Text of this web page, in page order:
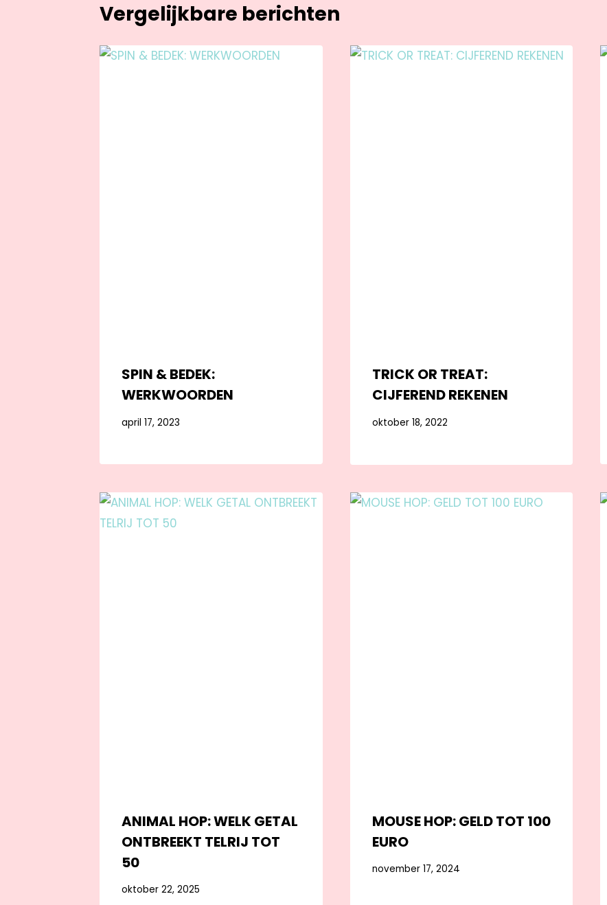
Vergelijkbare berichten
SPIN & BEDEK:
WERKWOORDEN
april 17, 2023
TRICK OR TREAT:
CIJFEREND REKENEN
oktober 18, 2022
ANIMAL HOP: WELK GETAL
ONTBREEKT TELRIJ TOT
50
oktober 22, 2025
MOUSE HOP: GELD TOT 100
EURO
november 17, 2024